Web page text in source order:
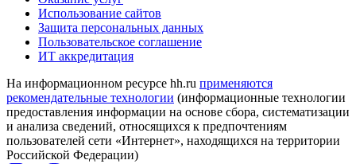
Использование сайтов
Защита персональных данных
Пользовательское соглашение
ИТ аккредитация
На информационном ресурсе hh.ru применяются
рекомендательные технологии (информационные технологии
предоставления информации на основе сбора, систематизации
и анализа сведений, относящихся к предпочтениям
пользователей сети «Интернет», находящихся на территории
Российской Федерации)